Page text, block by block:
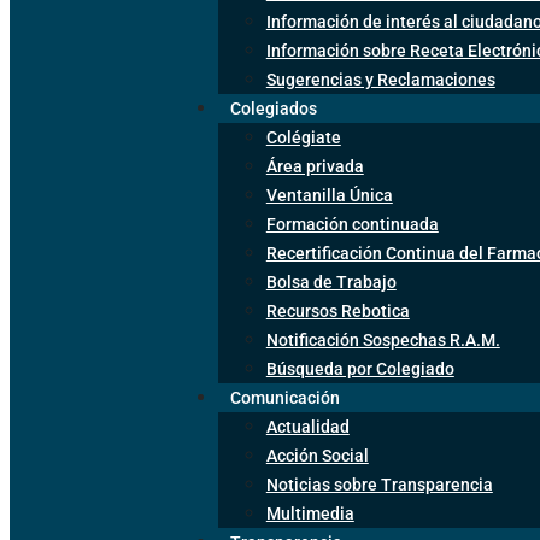
Información de interés al
Información sobre Receta
Sugerencias y Reclamaciones
Colegiados
Colégiate
Área privada
Ventanilla Única
Formación continuada
Recertificación Continua del
Bolsa de Trabajo
Recursos Rebotica
Notificación Sospechas R.A.M.
Búsqueda por Colegiado
Comunicación
Actualidad
Acción Social
Noticias sobre Transparencia
Multimedia